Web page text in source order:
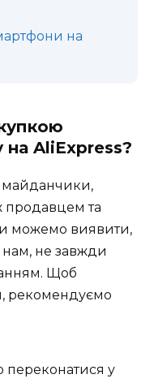
на
AliExpress?
майданчики,
продавцем та
можемо виявити,
нам, не завжди
Щоб
рекомендуємо
у